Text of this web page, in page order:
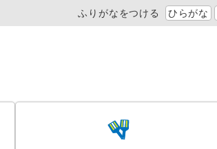
ふりがなをつける ひらがな